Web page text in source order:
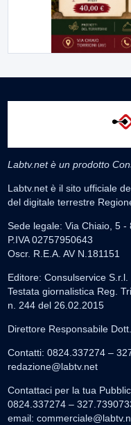
Labtv.net è un prodotto
Labtv.net è il sito ufficiale
del digitale terrestre
Sede legale: Via Chiaio, 5 -
P.IVA 02757950643
Oscr. R.E.A. AV N.181151
Editore: Consulservice S.r.l.
Testata giornalistica Reg.
n. 244 del 26.02.2015
Direttore Responsabile
Contatti: 0824.337274 –
redazione@labtv.net
Contattaci per la tua
0824.337274 –
email: